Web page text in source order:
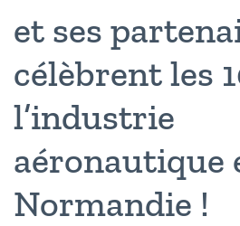
et ses
célèbrent les
l’industrie
aéronautique
Normandie !